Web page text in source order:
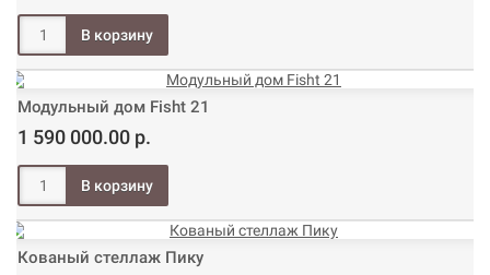
Модульный дом Fisht 21
1 590 000.00 р.
Кованый стеллаж Пику